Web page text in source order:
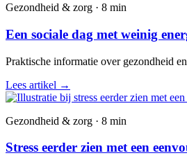
Gezondheid & zorg · 8 min
Een sociale dag met weinig
Praktische informatie over gezondheid
Lees artikel →
Gezondheid & zorg · 8 min
Stress eerder zien met een